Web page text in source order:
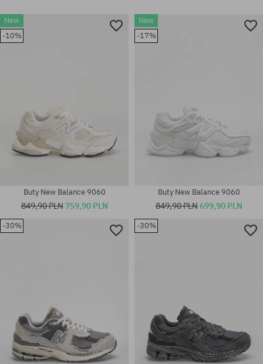
New
-10%
Buty New Balance 9060
849,90 PLN 759,90 PLN
New
-17%
Buty New Balance 9060
849,90 PLN699,90 PLN
-30% -30%